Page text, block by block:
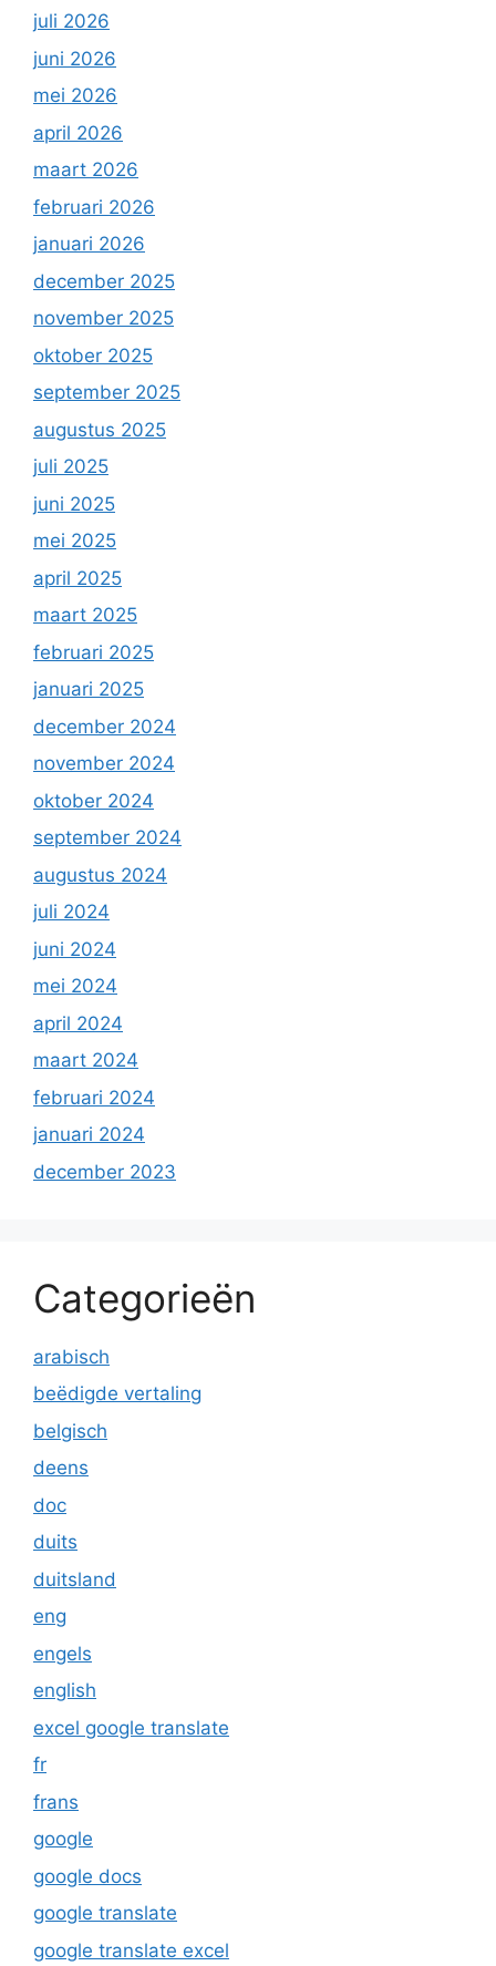
juli 2026
juni 2026
mei 2026
april 2026
maart 2026
februari 2026
januari 2026
december 2025
november 2025
oktober 2025
september 2025
augustus 2025
juli 2025
juni 2025
mei 2025
april 2025
maart 2025
februari 2025
januari 2025
december 2024
november 2024
oktober 2024
september 2024
augustus 2024
juli 2024
juni 2024
mei 2024
april 2024
maart 2024
februari 2024
januari 2024
december 2023
Categorieën
arabisch
beëdigde vertaling
belgisch
deens
doc
duits
duitsland
eng
engels
english
excel google translate
fr
frans
google
google docs
google translate
google translate excel